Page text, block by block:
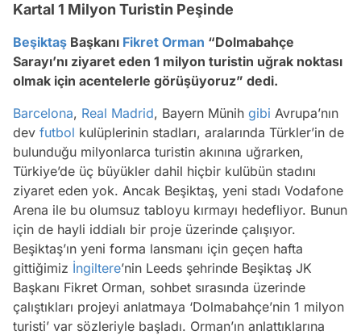
Kartal 1 Milyon Turistin Peşinde
Beşiktaş Başkanı Fikret Orman “Dolmabahçe
Sarayı’nı ziyaret eden 1 milyon turistin uğrak noktası
olmak için acentelerle görüşüyoruz” dedi.
Barcelona, Real Madrid, Bayern Münih gibi Avrupa’nın
dev futbol kulüplerinin stadları, aralarında Türkler’in de
bulunduğu milyonlarca turistin akınına uğrarken,
Türkiye’de üç büyükler dahil hiçbir kulübün stadını
ziyaret eden yok. Ancak Beşiktaş, yeni stadı Vodafone
Arena ile bu olumsuz tabloyu kırmayı hedefliyor. Bunun
için de hayli iddialı bir proje üzerinde çalışıyor.
Beşiktaş’ın yeni forma lansmanı için geçen hafta
gittiğimiz İngiltere’nin Leeds şehrinde Beşiktaş JK
Başkanı Fikret Orman, sohbet sırasında üzerinde
çalıştıkları projeyi anlatmaya ‘Dolmabahçe’nin 1 milyon
turisti’ var sözleriyle başladı. Orman’ın anlattıklarına